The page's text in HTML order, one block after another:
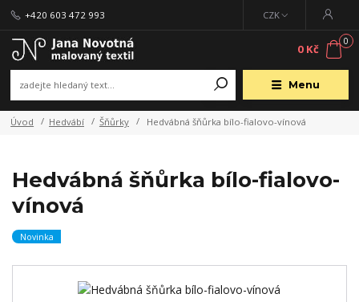
Menu
CZK
+420 603 472 993
0
0 Kč
Úvod Hedvábí Šňůrky Hedvábná šňůrka bílo-fialovo-vínová
Hedvábná šňůrka bílo-fialovo-
vínová
Novinka